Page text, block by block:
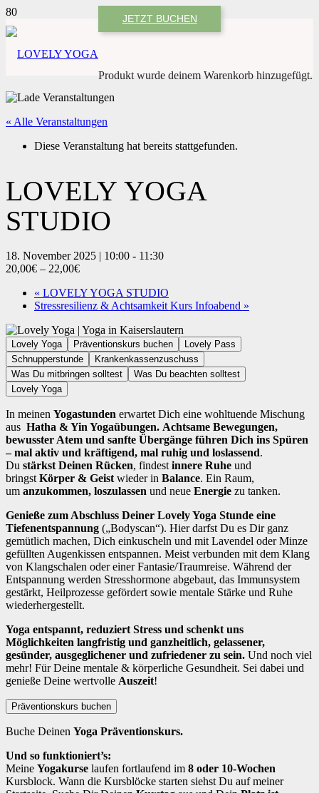
JETZT BUCHEN
Produkt wurde deinem Warenkorb hinzugefügt.
« Alle Veranstaltungen
Diese Veranstaltung hat bereits stattgefunden.
LOVELY YOGA
STUDIO
18. November 2025 | 10:00 - 11:30
20,00€ – 22,00€
« LOVELY YOGA STUDIO
Stressresilienz & Achtsamkeit Kurs Infoabend »
Lovely Yoga Präventionskurs buchen
Lovely Pass
Schnupperstunde
Krankenkassenzuschuss
Was Du mitbringen solltest
Was Du beachten solltest
Lovely Yoga
In meinen Yogastunden erwartet Dich eine wohltuende Mischung
aus Hatha & Yin Yogaübungen. Achtsame Bewegungen,
bewusster Atem und sanfte Übergänge führen Dich ins Spüren
– mal aktiv und kräftigend, mal ruhig und loslassend.
Du stärkst Deinen Rücken, findest innere Ruhe und
bringst Körper & Geist wieder in Balance. Ein Raum,
um anzukommen, loszulassen und neue Energie zu tanken.
Genieße zum Abschluss Deiner Lovely Yoga Stunde eine
Tiefenentspannung („Bodyscan“). Hier darfst Du es Dir ganz
gemütlich machen, Dich einkuscheln und mit Lavendel oder Minze
gefüllten Augenkissen entspannen. Meist verbunden mit dem Klang
von Klangschalen oder einer Fantasie/Traumreise. Während der
Entspannung werden Stresshormone abgebaut, das Immunsystem
gestärkt, Heilprozesse gefördert sowie mentale Stärke und Ruhe
wiederhergestellt.
Yoga entspannt, reduziert Stress und schenkt uns
Möglichkeiten langfristig und ganzheitlich, gelassener,
gesünder, ausgeglichener und zufriedener zu sein. Und noch viel
mehr! Für Deine mentale & körperliche Gesundheit. Sei dabei und
genieße Deine wertvolle Auszeit!
Präventionskurs buchen
Buche Deinen Yoga Präventionskurs.
Und so funktioniert’s:
Meine Yogakurse laufen fortlaufend im 8 oder 10-Wochen
Kursblock. Wann die Kursblöcke starten siehst Du auf meiner